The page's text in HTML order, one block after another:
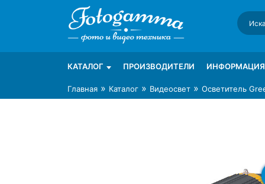
Интернет-магазин фототехники Foto-
Магазин фотоаксессуаров foto-gamma.ru
КАТАЛОГ ПРОИЗВОДИТЕЛИ ИНФОРМАЦИЯ
Главная » Каталог » Видеосвет » Осветитель